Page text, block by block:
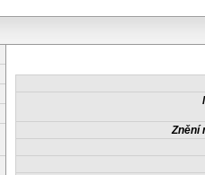
Znění